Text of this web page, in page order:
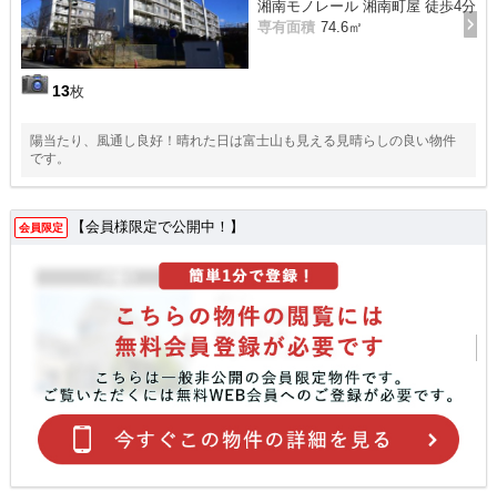
13枚
湘南モノレール 湘南町屋 徒歩4分
専有面積 74.6㎡
陽当たり、風通し良好！晴れた日は富士山も見える見晴らしの良い物件
です。
会員限定 【会員様限定で公開中！】